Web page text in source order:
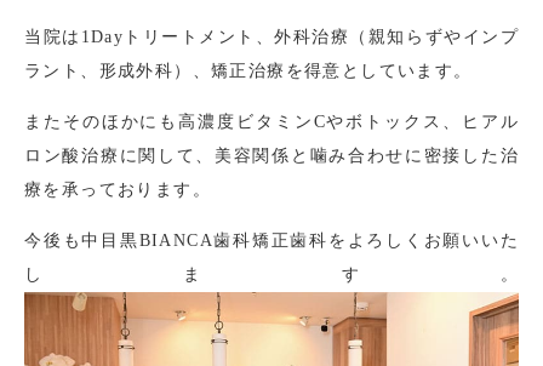
当院は1Dayトリートメント、外科治療（親知らずやインプ
ラント、形成外科）、矯正治療を得意としています。
またそのほかにも高濃度ビタミンCやボトックス、ヒアル
ロン酸治療に関して、美容関係と噛み合わせに密接した治
療を承っております。
今後も中目黒BIANCA歯科矯正歯科をよろしくお願いいた
します。